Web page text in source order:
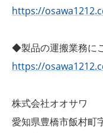
https://
◆製品の運搬業務に
https://
株式会社オオサワ
愛知県豊橋市飯村町